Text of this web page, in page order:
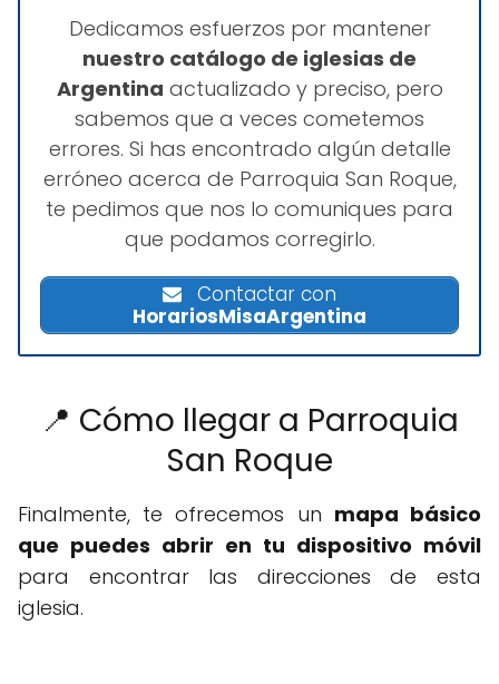
Dedicamos esfuerzos por mantener
nuestro catálogo de iglesias de
Argentina actualizado y preciso, pero
sabemos que a veces cometemos
errores. Si has encontrado algún detalle
erróneo acerca de Parroquia San Roque,
te pedimos que nos lo comuniques para
que podamos corregirlo.
Contactar con
HorariosMisaArgentina
📍 Cómo llegar a Parroquia
San Roque
Finalmente, te ofrecemos un mapa básico
que puedes abrir en tu dispositivo móvil
para encontrar las direcciones de esta
iglesia.